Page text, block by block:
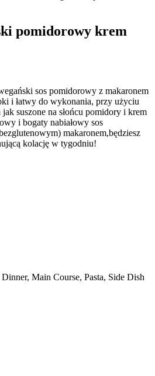
pomidorowy krem
sos pomidorowy z makaronem
i łatwy do wykonania, przy użyciu
suszone na słońcu pomidory i krem
i bogaty nabiałowy sos
makaronem,będziesz
kolację w tygodniu!
Main Course, Pasta, Side Dish